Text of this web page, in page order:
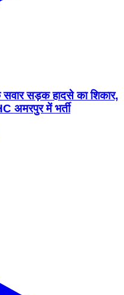
सवार सड़क हादसे का शिकार,
अमरपुर में भर्ती